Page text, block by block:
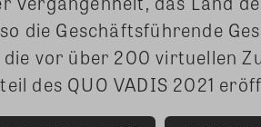
die Geschäftsführende
die vor über 200 virtuellen
des QUO VADIS 2021